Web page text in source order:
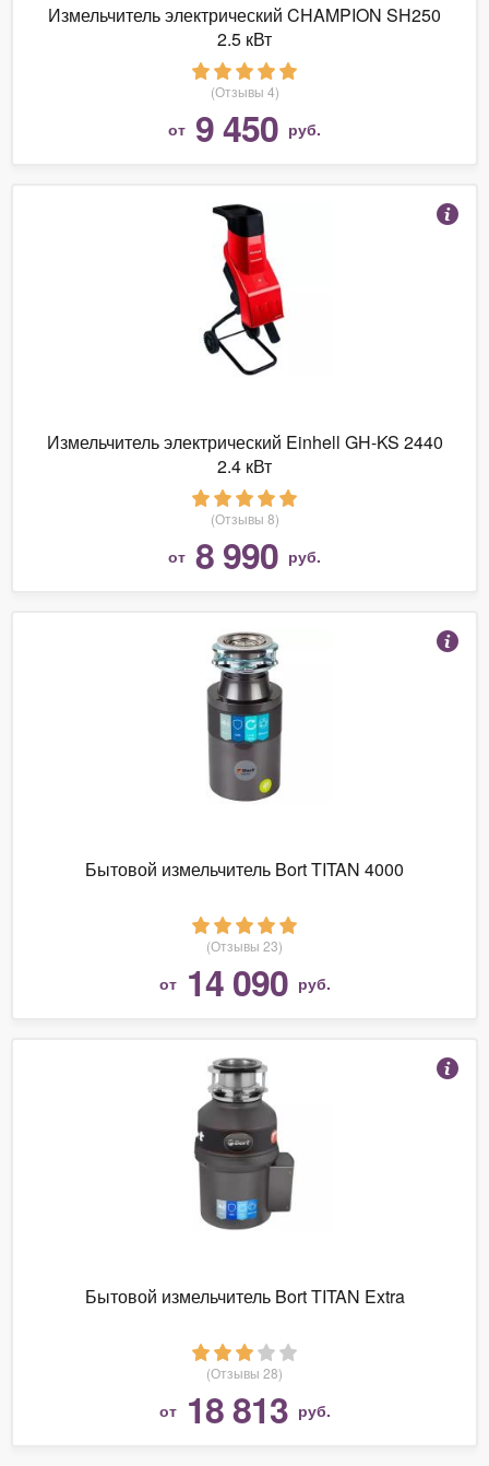
Измельчитель электрический CHAMPION SH250
2.5 кВт
(Отзывы 4)
от 9 450 руб.
Измельчитель электрический Einhell GH-KS 2440
2.4 кВт
(Отзывы 8)
от 8 990 руб.
Бытовой измельчитель Bort TITAN 4000
(Отзывы 23)
от 14 090 руб.
Бытовой измельчитель Bort TITAN Extra
(Отзывы 28)
от 18 813 руб.